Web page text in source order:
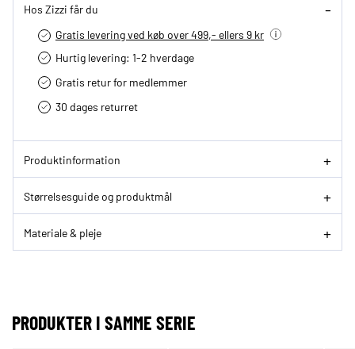
Hos Zizzi får du
Gratis levering ved køb over 499,- ellers 9 kr
Hurtig levering­: 1-2 hverdage
Gratis retur for medlemmer
30 dages returret
Produktinformation
Størrelsesguide og produktmål
Materiale & pleje
PRODUKTER I SAMME SERIE